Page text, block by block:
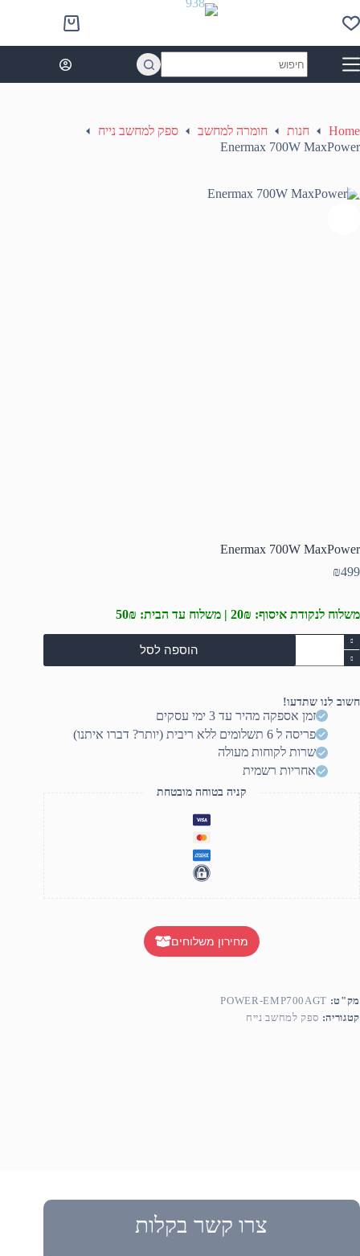
to
content
Shopping
cart
results
Home חנות חומרה למחשב
ספק למחשב נייח
Enermax 700W MaxPower
Enermax 700W MaxPower
₪499
משלוח לנקודת איסוף: 20₪ | משלוח עד הבית: 50₪
כמות
של
Enermax
MaxPower
הוספה לסל
חשוב לנו שתדעו!
זמן אספקה מהיר עד 3 ימי עסקים
פריסה ל 6 תשלומים ללא ריבית (יותר? דברו איתנו)
שרות לקוחות מעולה
אחריות רשמית
קניה בטוחה מובטחת
מחירון משלוחים
מק"ט: POWER-EMP700AGT
קטגוריה: ספק למחשב נייח
צרו קשר בקלות